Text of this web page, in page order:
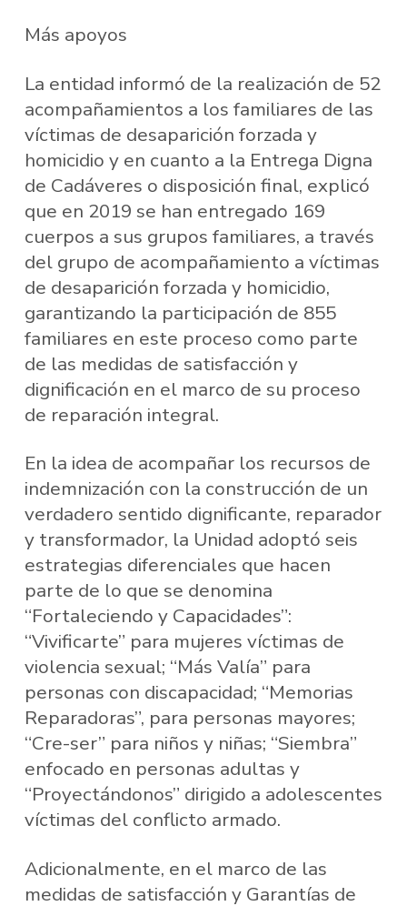
Más apoyos
La entidad informó de la realización de 52
acompañamientos a los familiares de las
víctimas de desaparición forzada y
homicidio y en cuanto a la Entrega Digna
de Cadáveres o disposición final, explicó
que en 2019 se han entregado 169
cuerpos a sus grupos familiares, a través
del grupo de acompañamiento a víctimas
de desaparición forzada y homicidio,
garantizando la participación de 855
familiares en este proceso como parte
de las medidas de satisfacción y
dignificación en el marco de su proceso
de reparación integral.
En la idea de acompañar los recursos de
indemnización con la construcción de un
verdadero sentido dignificante, reparador
y transformador, la Unidad adoptó seis
estrategias diferenciales que hacen
parte de lo que se denomina
“Fortaleciendo y Capacidades”:
“Vivificarte” para mujeres víctimas de
violencia sexual; “Más Valía” para
personas con discapacidad; “Memorias
Reparadoras”, para personas mayores;
“Cre-ser” para niños y niñas; “Siembra”
enfocado en personas adultas y
“Proyectándonos” dirigido a adolescentes
víctimas del conflicto armado.
Adicionalmente, en el marco de las
medidas de satisfacción y Garantías de